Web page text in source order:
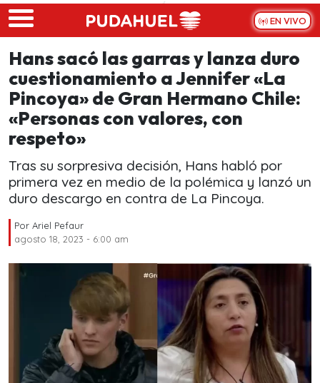
Skip to main content
EN VIVO
Hans sacó las garras y lanza duro
cuestionamiento a Jennifer «La
Pincoya» de Gran Hermano Chile:
«Personas con valores, con
respeto»
Tras su sorpresiva decisión, Hans habló por
primera vez en medio de la polémica y lanzó un
duro descargo en contra de La Pincoya.
Por Ariel Pefaur
agosto 18, 2023 - 6:00 am